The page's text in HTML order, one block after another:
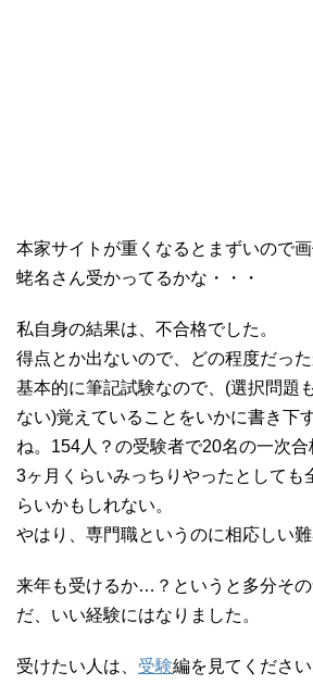
本家サイトが重くなるとまずいので画
蛯名さん受かってるかな・・・
私自身の結果は、不合格でした。
得点とか出ないので、どの程度だった
基本的に筆記試験なので、(選択問題
ない)覚えていることをいかに書き下
ね。154人？の受験者で20名の一次合
3ヶ月くらいみっちりやったとしても
らいかもしれない。
やはり、専門職というのに相応しい難
来年も受けるか…？というと多分そ
だ、いい経験にはなりました。
受けたい人は、 受験編を見てください